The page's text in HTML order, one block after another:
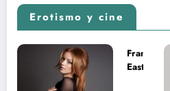
Erotismo y cine
Francesca
Eastwood y